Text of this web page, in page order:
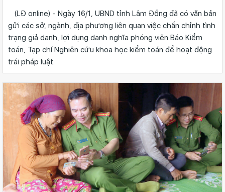
(LĐ online) - Ngày 16/1, UBND tỉnh Lâm Đồng đã có văn bản
gửi các sở, ngành, địa phương liên quan việc chấn chỉnh tình
trạng giả danh, lợi dụng danh nghĩa phóng viên Báo Kiểm
toán, Tạp chí Nghiên cứu khoa học kiểm toán để hoạt động
trái pháp luật.